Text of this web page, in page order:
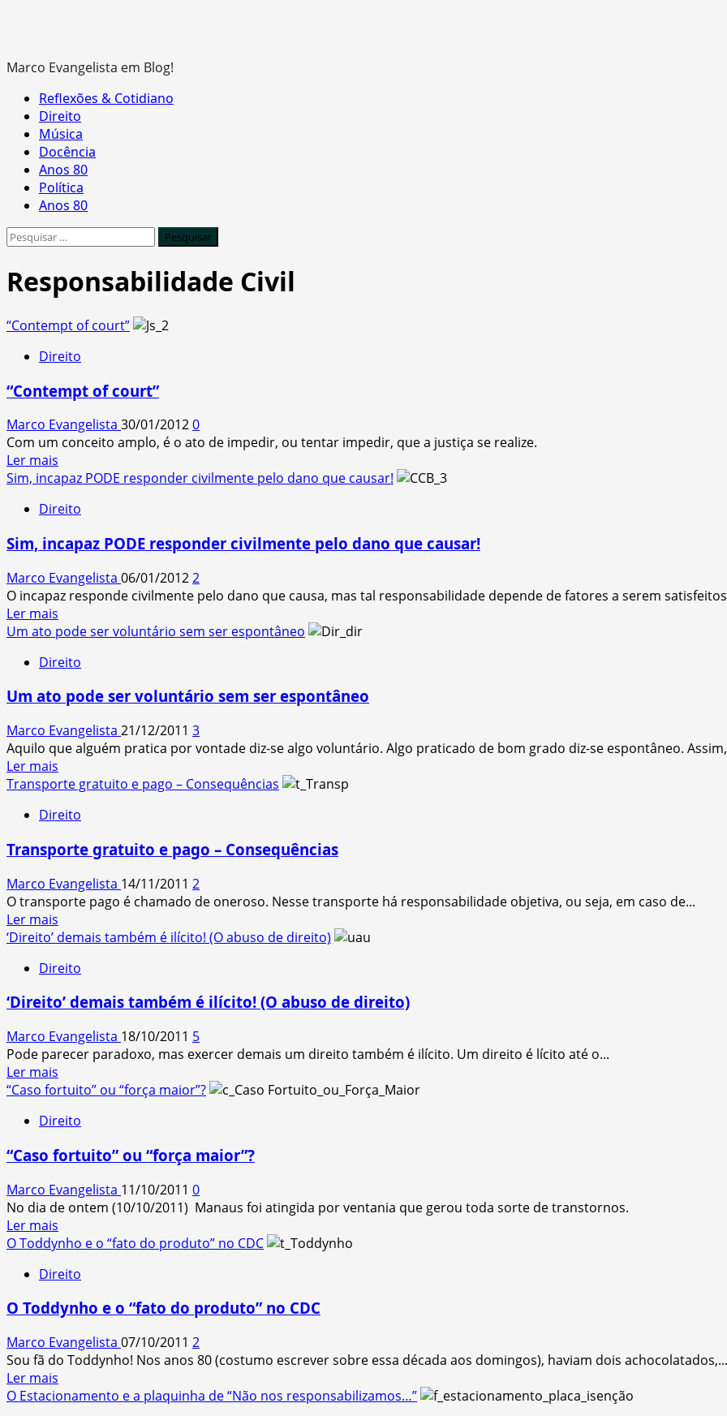
Marco Evangelista em Blog!
Primary
Menu
Reflexões & Cotidiano
Direito
Música
Docência
Anos 80
Política
Anos 80
Pesquisar
Responsabilidade Civil
“Contempt of court”
Direito
“Contempt of court”
Marco Evangelista 30/01/20120
Com um conceito amplo, é o ato de impedir, ou tentar impedir, que a justiça se realize.
Ler mais
more
“Contempt
court”
Sim, incapaz PODE responder civilmente pelo dano que causar!
Direito
Sim, incapaz PODE responder civilmente pelo dano que causar!
Marco Evangelista 06/01/20122
O incapaz responde civilmente pelo dano que causa, mas tal responsabilidade depende de fatores a serem
Ler mais
more
Sim,
PODE
civilmente
pelo
dano
que
causar!
Um ato pode ser voluntário sem ser espontâneo
Direito
Um ato pode ser voluntário sem ser espontâneo
Marco Evangelista 21/12/2011 3
Aquilo que alguém pratica por vontade diz-se algo voluntário. Algo praticado de bom grado diz-se espontâneo.
Ler mais
more
Um
pode
voluntário
sem
ser
espontâneo
Transporte gratuito e pago – Consequências
Direito
Transporte gratuito e pago – Consequências
Marco Evangelista 14/11/2011 2
O transporte pago é chamado de oneroso. Nesse transporte há responsabilidade objetiva, ou seja, em caso de...
Ler mais
more
Transporte
e
–
Consequências
‘Direito’ demais também é ilícito! (O abuso de direito)
Direito
‘Direito’ demais também é ilícito! (O abuso de direito)
Marco Evangelista 18/10/2011 5
Pode parecer paradoxo, mas exercer demais um direito também é ilícito. Um direito é lícito até o...
Ler mais
more
‘Direito’
também
ilícito!
(O
abuso
de
direito)
“Caso fortuito” ou “força maior”?
Direito
“Caso fortuito” ou “força maior”?
Marco Evangelista 11/10/2011 0
No dia de ontem (10/10/2011) Manaus foi atingida por ventania que gerou toda sorte de transtornos.
Ler mais
more
“Caso
ou
maior”?
O Toddynho e o “fato do produto” no CDC
Direito
O Toddynho e o “fato do produto” no CDC
Marco Evangelista 07/10/2011 2
Sou fã do Toddynho! Nos anos 80 (costumo escrever sobre essa década aos domingos), haviam dois achocolatados,...
Ler mais
more
O Estacionamento e a plaquinha de “Não nos responsabilizamos…”